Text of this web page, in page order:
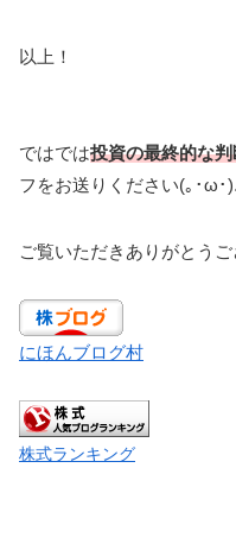
以上！
ではでは投資の最終的な
フをお送りください(｡･ω･)
ご覧いただきありがとうご
にほんブログ村
株式ランキング